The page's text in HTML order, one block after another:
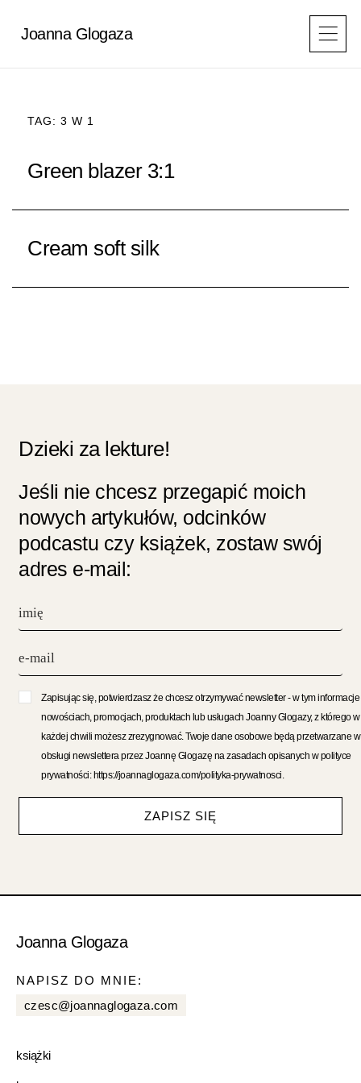
Joanna Glogaza
TAG: 3 W 1
Green blazer 3:1
Cream soft silk
Dzieki za lekture!
Jeśli nie chcesz przegapić moich
nowych artykułów, odcinków
podcastu czy książek, zostaw swój
adres e-mail:
Zapisując się, potwierdzasz że chcesz otrzymywać newsletter - w tym informacje
nowościach, promocjach, produktach lub usługach Joanny Glogazy, z którego w
każdej chwili możesz zrezygnować. Twoje dane osobowe będą przetwarzane
obsługi newslettera przez Joannę Glogazę na zasadach opisanych w polityce
prywatności: https://joannaglogaza.com/polityka-prywatnosci.
ZAPISZ SIĘ
Joanna Glogaza
NAPISZ DO MNIE:
czesc@joannaglogaza.com
książki